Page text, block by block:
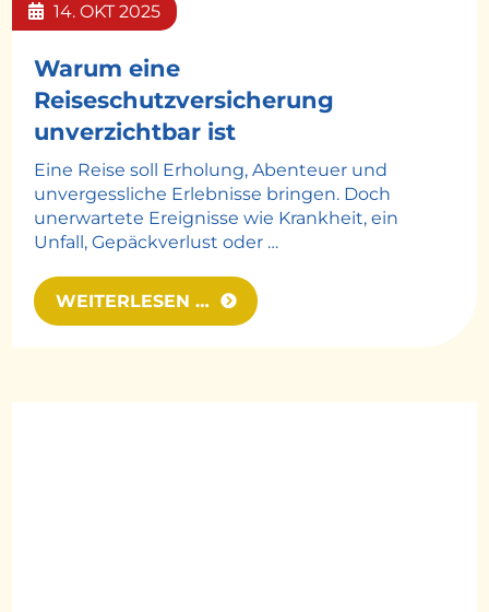
14. OKT 2025
Warum eine
Reiseschutzversicherung
unverzichtbar ist
Eine Reise soll Erholung, Abenteuer und
unvergessliche Erlebnisse bringen. Doch
unerwartete Ereignisse wie Krankheit, ein
Unfall, Gepäckverlust oder …
WEITERLESEN …